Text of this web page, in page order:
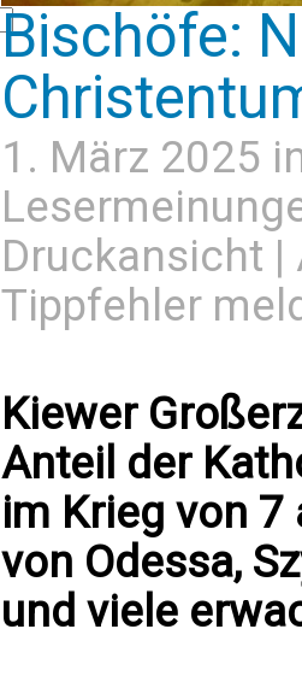
Bischöfe:
1. März 2025
Druckansicht |
Tippfehler
Kiewer
Anteil der
im Krieg von
von Odessa,
und viele